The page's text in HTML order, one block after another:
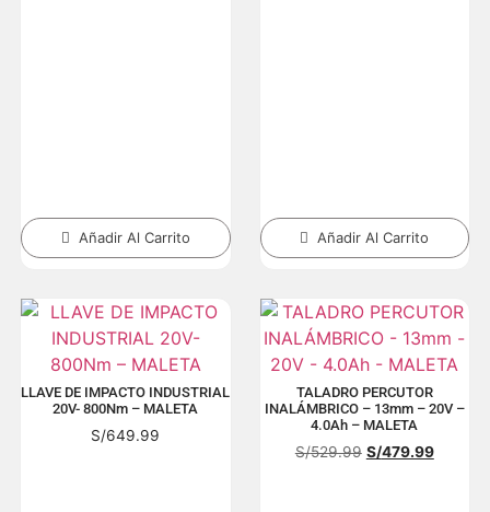
Añadir Al Carrito Añadir Al Carrito
LLAVE DE IMPACTO INDUSTRIAL
20V- 800Nm – MALETA
S/649.99
TALADRO PERCUTOR
INALÁMBRICO – 13mm – 20V –
4.0Ah – MALETA
S/529.99 S/479.99